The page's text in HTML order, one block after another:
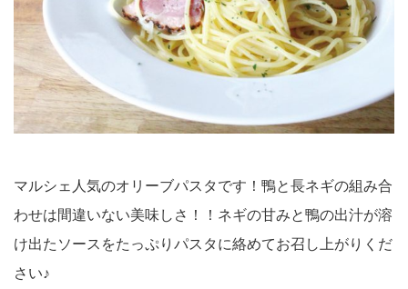
マルシェ人気のオリーブパスタです！鴨と長ネギの組み合
わせは間違いない美味しさ！！ネギの甘みと鴨の出汁が溶
け出たソースをたっぷりパスタに絡めてお召し上がりくだ
さい♪